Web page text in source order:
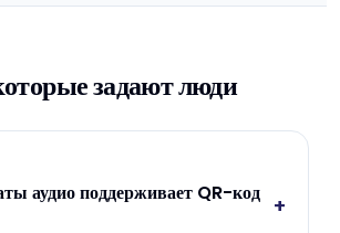
задают люди
аудио поддерживает QR-код +